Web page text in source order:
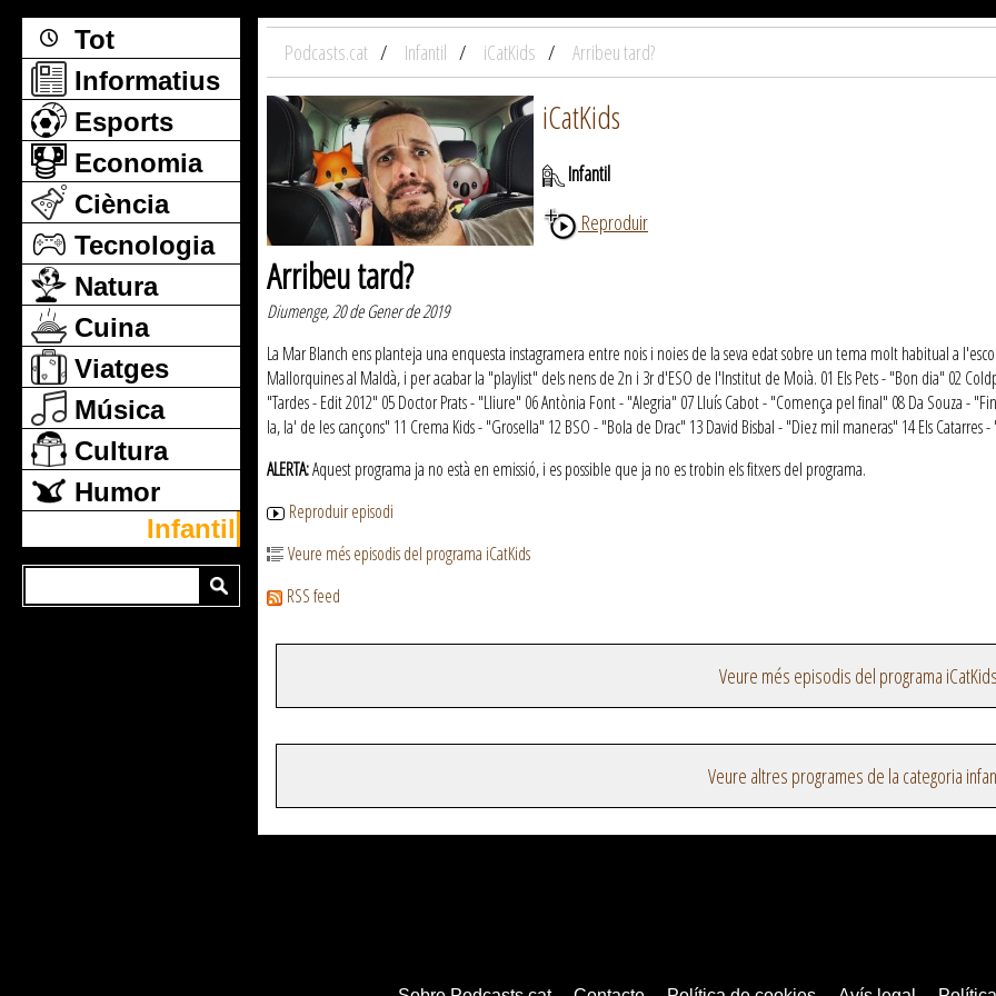
Tot
Informatius
Esports
Economia
Ciència
Tecnologia
Natura
Cuina
Viatges
Música
Cultura
Humor
Infantil
Podcasts.cat Infantil iCatKids Arribeu tard?
iCatKids
Infantil
Reproduir
Arribeu tard?
Diumenge, 20 de Gener de 2019
La Mar Blanch ens planteja una enquesta instagramera entre nois i noies de la seva edat sobre un tema molt habitual a
Mallorquines al Maldà, i per acabar la "playlist" dels nens de 2n i 3r d'ESO de l'Institut de Moià. 01 Els Pets - "Bon dia" 02
"Tardes - Edit 2012" 05 Doctor Prats - "Lliure" 06 Antònia Font - "Alegria" 07 Lluís Cabot - "Comença pel final" 08 Da Souza -
la, la' de les cançons" 11 Crema Kids - "Grosella" 12 BSO - "Bola de Drac" 13 David Bisbal - "Diez mil maneras" 14 Els
ALERTA:Aquest programa ja no està en emissió, i es possible que ja no es trobin els fitxers del programa.
Reproduir episodi
Veure més episodis del programa iCatKids
RSS feed
Veure més episodis del programa iCatKids
Veure altres programes de la categoria